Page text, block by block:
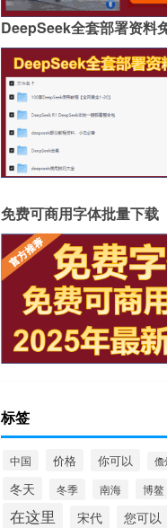
DeepSeek全套部署资料
免费可商用字体批量下载
标签
中国 价格 你可以 儋
冬天 冬季 南海 博鳌
在这里 宋代 您可以